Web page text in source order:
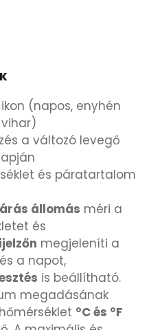
(napos, enyhén
a változó levegő
és páratartalom
állomás méri a
és
megjeleníti a
a napot,
is beállítható.
megadásának
°C és °F